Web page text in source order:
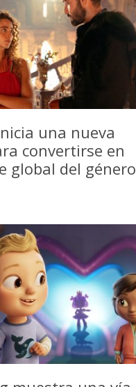
una nueva
convertirse en
global del género